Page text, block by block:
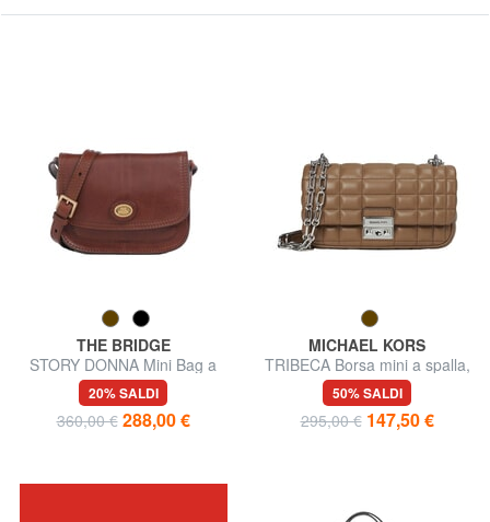
THE BRIDGE
STORY DONNA Mini Bag a
tracolla, in pelle
20% SALDI
360,00 € 288,00 €
MICHAEL KORS
TRIBECA Borsa mini a spalla,
in pelle
50% SALDI
295,00 € 147,50 €